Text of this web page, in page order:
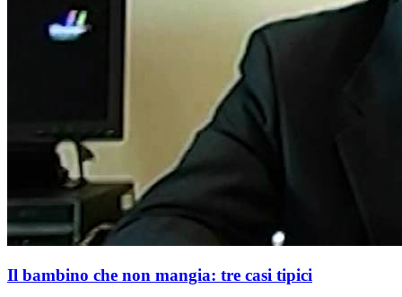
Il bambino che non mangia: tre casi tipici